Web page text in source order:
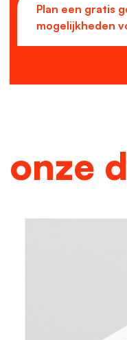
Plan een gratis
mogelijkheden
onze